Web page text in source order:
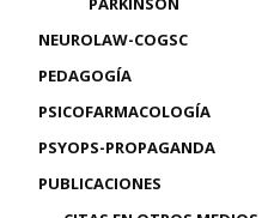
NEUROLAW-COGSC
PEDAGOGÍA
PSICOFARMACOLOGÍA
PSYOPS-PROPAGANDA
PUBLICACIONES